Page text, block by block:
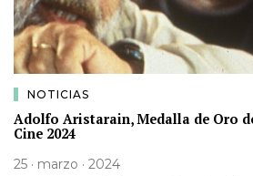
NOTICIAS
Adolfo Aristarain, Medalla de Oro
Cine 2024
25 · marzo · 2024